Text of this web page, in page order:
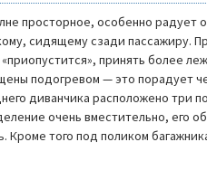
просторное, особенно радует
сидящему сзади пассажиру.
принять более
подогревом — это порадует
диванчика расположено три
очень вместительно, его
Кроме того под поликом